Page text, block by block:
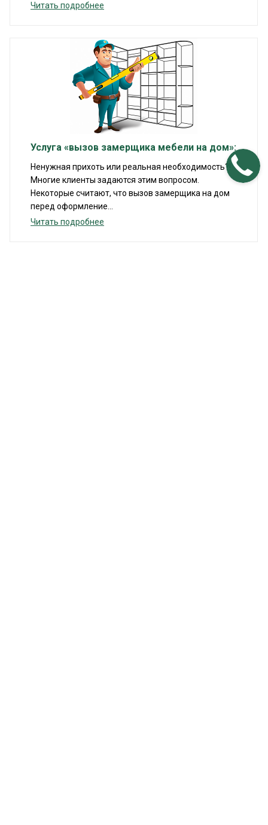
Читать подробнее
Услуга «вызов замерщика мебели на дом»:
Ненужная прихоть или реальная необходимость?!
Многие клиенты задаются этим вопросом.
Некоторые считают, что вызов замерщика на дом
перед оформление...
Читать подробнее